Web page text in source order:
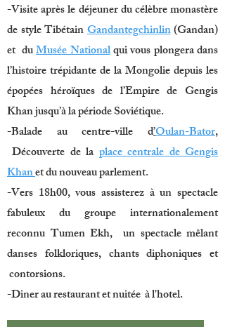
-Visite après le déjeuner du célèbre monastère
de style TibétainGandantegchinlin(Gandan)
et duMusée Nationalqui vous plongera dans
l’histoire trépidante de la Mongolie depuis les
épopées héroïques de l’Empire de Gengis
Khan jusqu’à la période Soviétique.
-Balade au centre-ville d’Oulan-Bator,
Découverte de la place centrale de Gengis
Khanet du nouveau parlement.
-Vers 18h00, vous assisterez à un spectacle
fabuleux du groupe internationalement
reconnu Tumen Ekh, un spectacle mêlant
danses folkloriques, chants diphoniques et
contorsions.
-Diner au restaurant et nuitée à l'hotel.